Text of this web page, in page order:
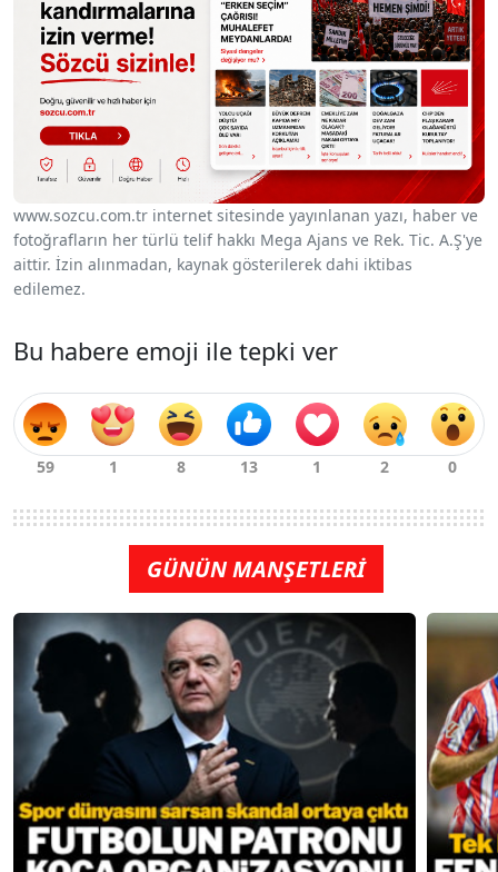
www.sozcu.com.tr internet sitesinde yayınlanan yazı, haber ve
fotoğrafların her türlü telif hakkı Mega Ajans ve Rek. Tic. A.Ş'ye
aittir. İzin alınmadan, kaynak gösterilerek dahi iktibas
edilemez.
Bu habere emoji ile tepki ver
GÜNÜN MANŞETLERİ